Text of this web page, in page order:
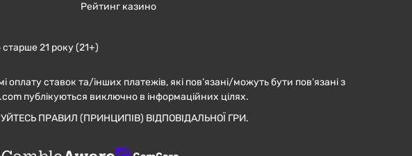
Рейтинг казино
21 року (21+)
ставок та/інших платежів, які пов’язані/можуть бути пов’язані з
публікуються виключно в інформаційних цілях.
ПРАВИЛ (ПРИНЦИПІВ) ВІДПОВІДАЛЬНОЇ ГРИ.